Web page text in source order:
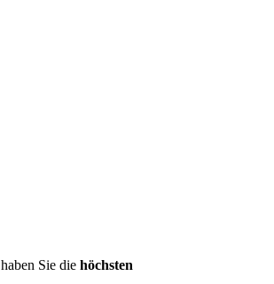
haben Sie die höchsten